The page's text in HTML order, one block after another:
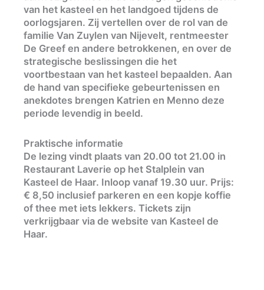
van het kasteel en het landgoed tijdens de
oorlogsjaren. Zij vertellen over de rol van de
familie Van Zuylen van Nijevelt, rentmeester
De Greef en andere betrokkenen, en over de
strategische beslissingen die het
voortbestaan van het kasteel bepaalden. Aan
de hand van specifieke gebeurtenissen en
anekdotes brengen Katrien en Menno deze
periode levendig in beeld.
Praktische informatie
De lezing vindt plaats van 20.00 tot 21.00 in
Restaurant Laverie op het Stalplein van
Kasteel de Haar. Inloop vanaf 19.30 uur. Prijs:
€ 8,50 inclusief parkeren en een kopje koffie
of thee met iets lekkers. Tickets zijn
verkrijgbaar via de website van Kasteel de
Haar.